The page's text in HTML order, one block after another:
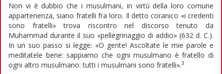
Non vi è dubbio che i musulmani, in virtù della loro comune
appartenenza, siano fratelli fra loro. Il detto coranico «i credenti
sono fratelli» trova riscontro nel discorso tenuto da
Muhammad durante il suo «pellegrinaggio di addio» (632 d. C.).
In un suo passo si legge: «O gente! Ascoltate le mie parole e
meditatele bene: sappiamo che ogni musulmano è fratello di
ogni altro musulmano: tutti i musulmani sono fratelli».3